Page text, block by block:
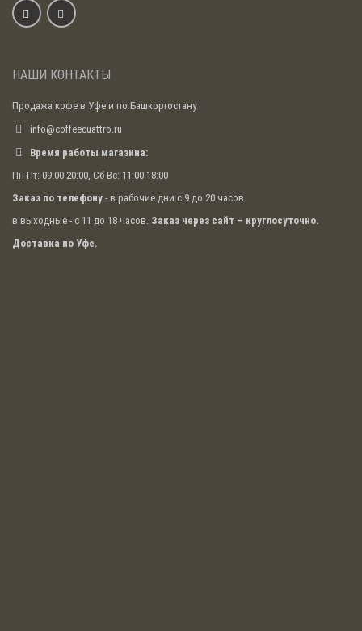
НАШИ КОНТАКТЫ
Продажа кофе в Уфе и по Башкортостану
info@coffeecuattro.ru
Время работы магазина:
Пн-Пт: 09:00-20:00, Сб-Вс: 11:00-18:00
Заказ по телефону - в рабочие дни с 9 до 20 часов
в выходные - с 11 до 18 часов. Заказ через сайт – круглосуточно.
Доставка по Уфе.